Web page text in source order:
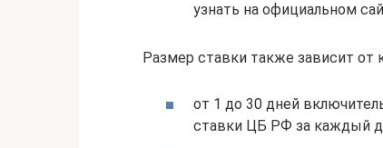
узнать на официальном
Размер ставки также зависит от
от 1 до 30 дней
ставки ЦБ РФ за каждый